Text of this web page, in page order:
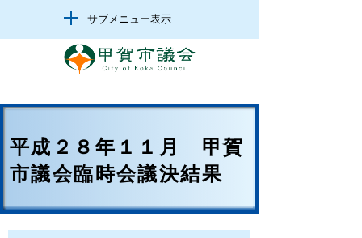
サブメニュー表示
平成２８年１１月 甲賀
市議会臨時会議決結果